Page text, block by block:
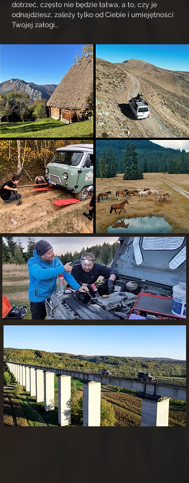
dotrzeć, często nie będzie łatwa, a to, czy je
odnajdziesz, zależy tylko od Ciebie i umiejętności
Twojej załogi...